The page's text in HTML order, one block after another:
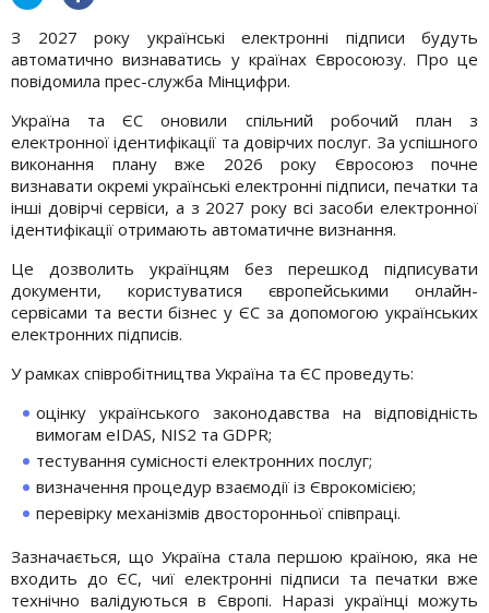
З 2027 року українські електронні підписи будуть
автоматично визнаватись у країнах Євросоюзу. Про це
повідомила прес-служба Мінцифри.
Україна та ЄС оновили спільний робочий план з
електронної ідентифікації та довірчих послуг. За успішного
виконання плану вже 2026 року Євросоюз почне
визнавати окремі українські електронні підписи, печатки та
інші довірчі сервіси, а з 2027 року всі засоби електронної
ідентифікації отримають автоматичне визнання.
Це дозволить українцям без перешкод підписувати
документи, користуватися європейськими онлайн-
сервісами та вести бізнес у ЄС за допомогою українських
електронних підписів.
У рамках співробітництва Україна та ЄС проведуть:
оцінку українського законодавства на відповідність
вимогам eIDAS, NIS2 та GDPR;
тестування сумісності електронних послуг;
визначення процедур взаємодії із Єврокомісією;
перевірку механізмів двосторонньої співпраці.
Зазначається, що Україна стала першою країною, яка не
входить до ЄС, чиї електронні підписи та печатки вже
технічно валідуються в Європі. Наразі українці можуть